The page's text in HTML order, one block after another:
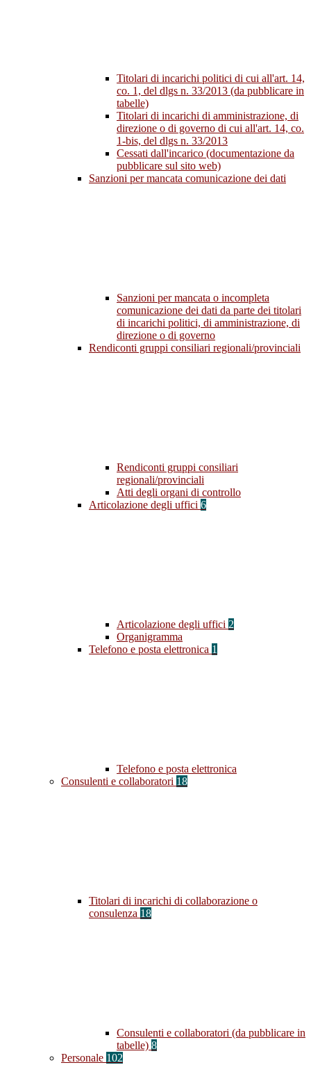
Titolari di incarichi politici di cui all'art. 14,
co. 1, del dlgs n. 33/2013 (da pubblicare in
tabelle)
Titolari di incarichi di amministrazione, di
direzione o di governo di cui all'art. 14, co.
1-bis, del dlgs n. 33/2013
Cessati dall'incarico (documentazione da
pubblicare sul sito web)
Sanzioni per mancata comunicazione dei dati
Sanzioni per mancata o incompleta
comunicazione dei dati da parte dei titolari
di incarichi politici, di amministrazione, di
direzione o di governo
Rendiconti gruppi consiliari regionali/provinciali
Rendiconti gruppi consiliari
regionali/provinciali
Atti degli organi di controllo
Articolazione degli uffici 6
Articolazione degli uffici 2
Organigramma
Telefono e posta elettronica 1
Telefono e posta elettronica
Consulenti e collaboratori 18
Titolari di incarichi di collaborazione o
consulenza 18
Consulenti e collaboratori (da pubblicare in
tabelle) 8
Personale 102